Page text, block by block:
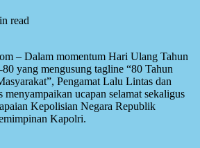
read
– Dalam momentum Hari Ulang Tahun
yang mengusung tagline “80 Tahun
Pengamat Lalu Lintas dan
ucapan selamat sekaligus
Kepolisian Negara Republik
Kapolri.